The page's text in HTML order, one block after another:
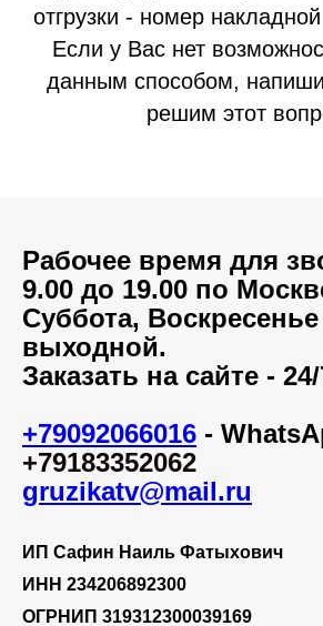
отгрузки - номер
Если у Вас нет
данным способом,
решим этот
Рабочее время для
9.00 до 19.00 по
Суббота, Воскресенье
выходной.
Заказать на сайте -
+79092066016 -
+79183352062
gruzikatv@mail.ru
ИП Сафин Наиль Фатыхович
ИНН 234206892300
ОГРНИП 319312300039169